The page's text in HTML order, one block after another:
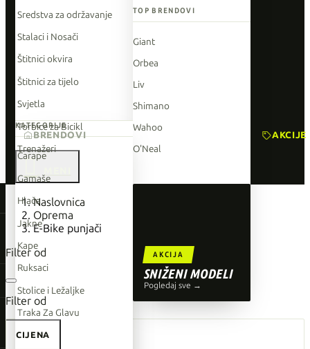
Sredstva za održavanje
Stalaci i Nosači
Štitnici okvira
Štitnici za tijelo
Svjetla
Torbice za Bicikl
Trenažeri
Giant
Orbea
Liv
Shimano
Wahoo
TOP BRENDOVI
Giant
Orbea
Liv
Shimano
Wahoo
O'Neal
AKCIJA
SNIŽENI MODELI
Pogledaj sve →
KATEGORIJE
Čarape
Gamaše
Hlače
Jakne
Kape
Ruksaci
Stolice i Ležaljke
Traka Za Glavu
BRENDOVI AKCIJE

Naslovnica
Oprema
E-Bike punjači
Filter od
Filter od
CIJENA